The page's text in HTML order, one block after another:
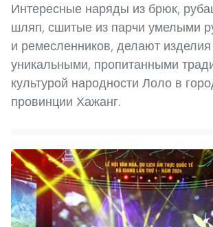
Интересные наряды из брюк,
шляп, сшитые из парчи умелыми
и ремесленников, делают
уникальными, пропитанными
культурой народности Лоло в
провинции Хажанг.